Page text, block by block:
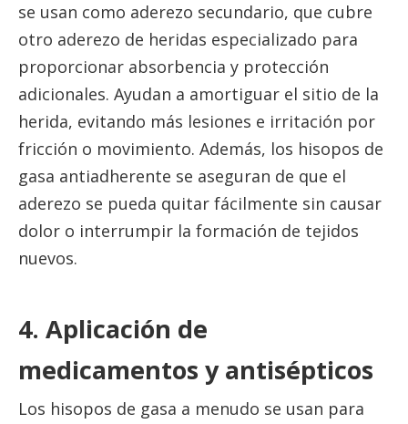
se usan como aderezo secundario, que cubre
otro aderezo de heridas especializado para
proporcionar absorbencia y protección
adicionales. Ayudan a amortiguar el sitio de la
herida, evitando más lesiones e irritación por
fricción o movimiento. Además, los hisopos de
gasa antiadherente se aseguran de que el
aderezo se pueda quitar fácilmente sin causar
dolor o interrumpir la formación de tejidos
nuevos.
4. Aplicación de
medicamentos y antisépticos
Los hisopos de gasa a menudo se usan para